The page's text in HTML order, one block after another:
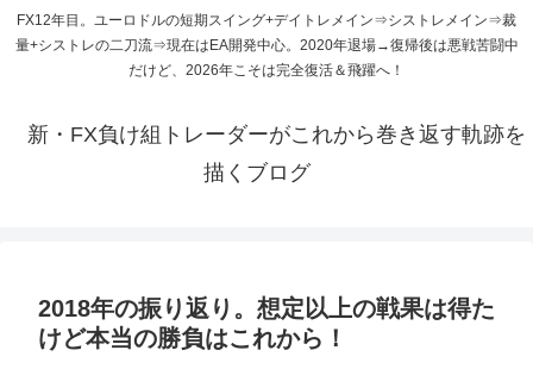
FX12年目。ユーロドルの短期スイング+デイトレメイン⇒シストレメイン⇒裁
量+シストレの二刀流⇒現在はEA開発中心。2020年退場→復帰後は悪戦苦闘中
だけど、2026年こそは完全復活＆飛躍へ！
新・FX負け組トレーダーがこれから巻き返す軌跡を
描くブログ
2018年の振り返り。想定以上の戦果は得た
けど本当の勝負はこれから！